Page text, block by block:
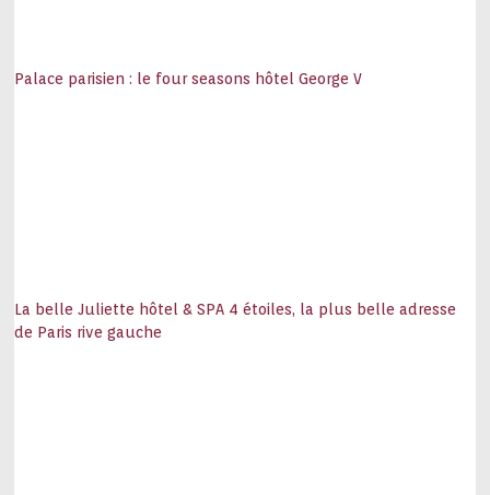
Palace parisien : le four seasons hôtel George V
La belle Juliette hôtel & SPA 4 étoiles, la plus belle adresse
de Paris rive gauche